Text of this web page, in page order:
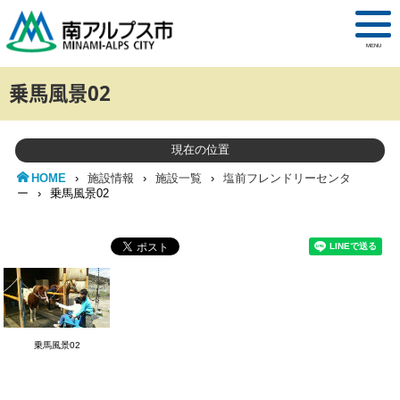
MENU
乗馬風景02
現在の位置
HOME › 施設情報 › 施設一覧 ›
塩前フレンドリーセンタ
ー
› 乗馬風景02
乗馬風景02